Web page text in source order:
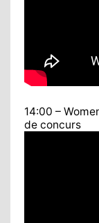
14:00 –
de concurs